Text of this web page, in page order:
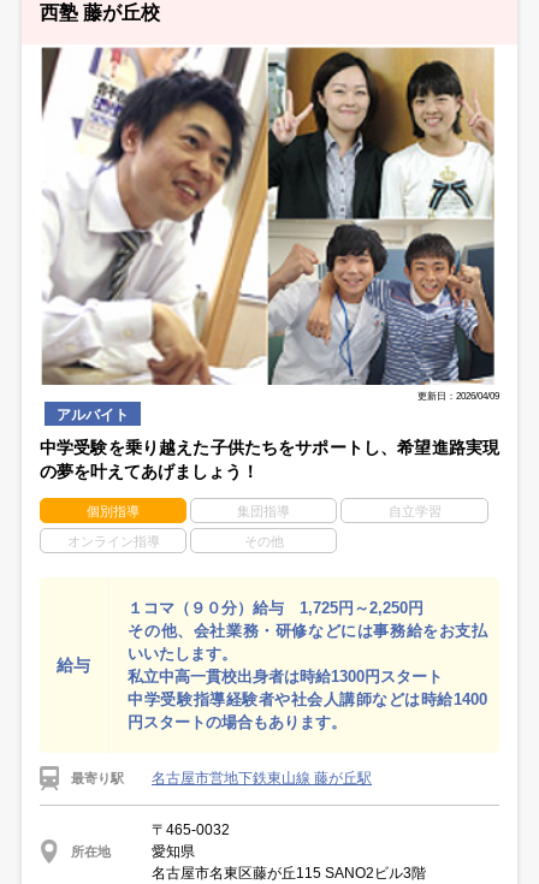
西塾 藤が丘校
更新日：2026/04/09
アルバイト
中学受験を乗り越えた子供たちをサポートし、希望進路実現
の夢を叶えてあげましょう！
個別指導 集団指導 自立学習
オンライン指導 その他
給与
１コマ（９０分）給与 1,725円～2,250円
その他、会社業務・研修などには事務給をお支払
いいたします。
私立中高一貫校出身者は時給1300円スタート
中学受験指導経験者や社会人講師などは時給1400
円スタートの場合もあります。
最寄り駅 名古屋市営地下鉄東山線 藤が丘駅
所在地
〒465-0032
愛知県
名古屋市名東区藤が丘115 SANO2ビル3階